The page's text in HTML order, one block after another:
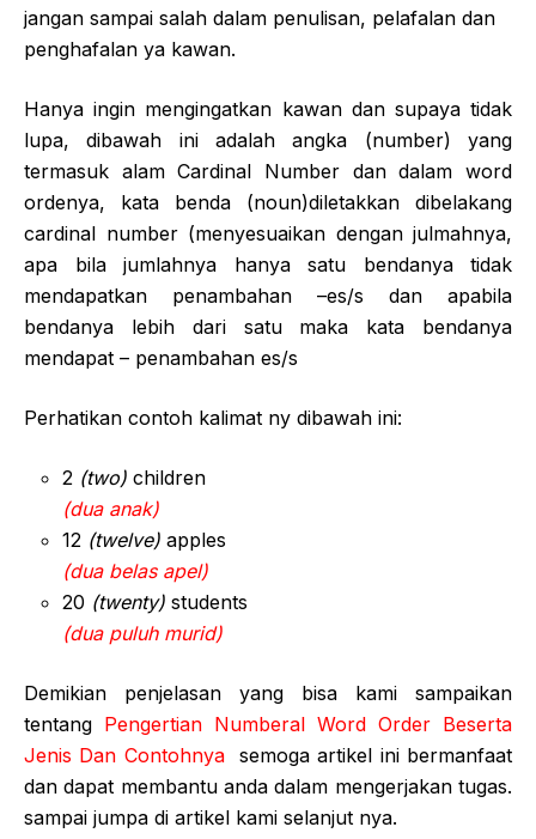
jangan sampai salah dalam penulisan, pelafalan dan
penghafalan ya kawan.
Hanya ingin mengingatkan kawan dan supaya tidak
lupa, dibawah ini adalah angka (number) yang
termasuk alam Cardinal Number dan dalam word
ordenya, kata benda (noun)diletakkan dibelakang
cardinal number (menyesuaikan dengan julmahnya,
apa bila jumlahnya hanya satu bendanya tidak
mendapatkan penambahan –es/s dan apabila
bendanya lebih dari satu maka kata bendanya
mendapat – penambahan es/s
Perhatikan contoh kalimat ny dibawah ini:
2 (two) children
(dua anak)
12 (twelve) apples
(dua belas apel)
20 (twenty) students
(dua puluh murid)
Demikian penjelasan yang bisa kami sampaikan
tentang Pengertian Numberal Word Order Beserta
Jenis Dan Contohnyasemoga artikel ini bermanfaat
dan dapat membantu anda dalam mengerjakan tugas.
sampai jumpa di artikel kami selanjut nya.